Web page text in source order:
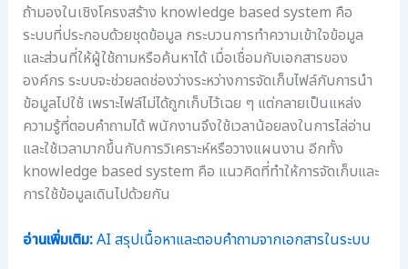
ถ้ามองในเชิงโครงสร้าง knowledge based system คือ
ระบบที่ประกอบด้วยชุดข้อมูล กระบวนการทำความเข้าใจข้อมูล
และส่วนที่ให้ผู้ใช้ถามหรือค้นหาได้ เมื่อเชื่อมกับเอกสารของ
องค์กร ระบบจะช่วยลดช่องว่างระหว่างการจัดเก็บไฟล์กับการนำ
ข้อมูลไปใช้ เพราะไฟล์ไม่ได้ถูกเก็บไว้เฉย ๆ แต่กลายเป็นแหล่ง
ความรู้ที่ตอบคำถามได้ พนักงานจึงใช้เวลาน้อยลงในการไล่อ่าน
และใช้เวลามากขึ้นกับการวิเคราะห์หรือวางแผนงาน อีกทั้ง
knowledge based system คือ แนวคิดที่ทำให้การจัดเก็บและ
การใช้ข้อมูลเดินไปด้วยกัน
อ่านเพิ่มเติม:AI สรุปเนื้อหาและตอบคำถามจากเอกสารในระบบ